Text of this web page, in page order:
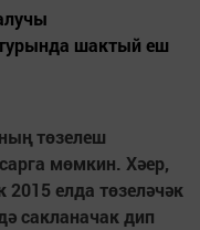
шактый еш
төзелеш
мөмкин. Хәер,
2015 елда төзеләчәк
сакланачак дип